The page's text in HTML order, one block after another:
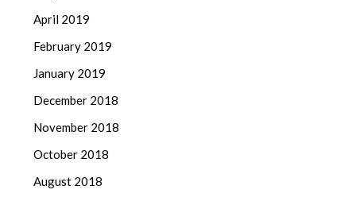
April 2019
February 2019
January 2019
December 2018
November 2018
October 2018
August 2018